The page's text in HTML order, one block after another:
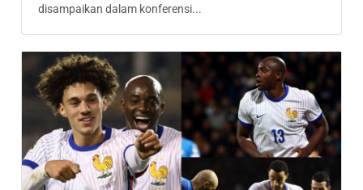
disampaikan dalam konferensi...